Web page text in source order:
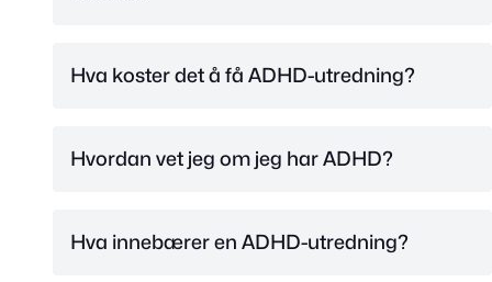
Hva koster det å få ADHD-utredning?
Hvordan vet jeg om jeg har ADHD?
Hva innebærer en ADHD-utredning?